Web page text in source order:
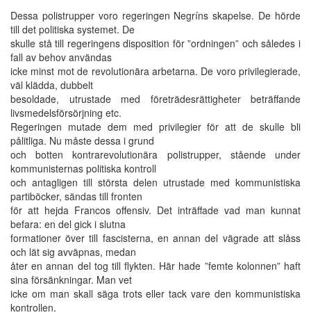
Dessa polistrupper voro regeringen Negríns skapelse. De hörde
till det politiska systemet. De
skulle stå till regeringens disposition för ”ordningen” och således i
fall av behov användas
icke minst mot de revolutionära arbetarna. De voro privilegierade,
väl klädda, dubbelt
besoldade, utrustade med företrädesrättigheter beträffande
livsmedelsförsörjning etc.
Regeringen mutade dem med privilegier för att de skulle bli
pålitliga. Nu måste dessa i grund
och botten kontrarevolutionära polistrupper, stående under
kommunisternas politiska kontroll
och antagligen till största delen utrustade med kommunistiska
partiböcker, sändas till fronten
för att hejda Francos offensiv. Det inträffade vad man kunnat
befara: en del gick i slutna
formationer över till fascisterna, en annan del vägrade att slåss
och lät sig avväpnas, medan
åter en annan del tog till flykten. Här hade ”femte kolonnen” haft
sina försänkningar. Man vet
icke om man skall säga trots eller tack vare den kommunistiska
kontrollen.